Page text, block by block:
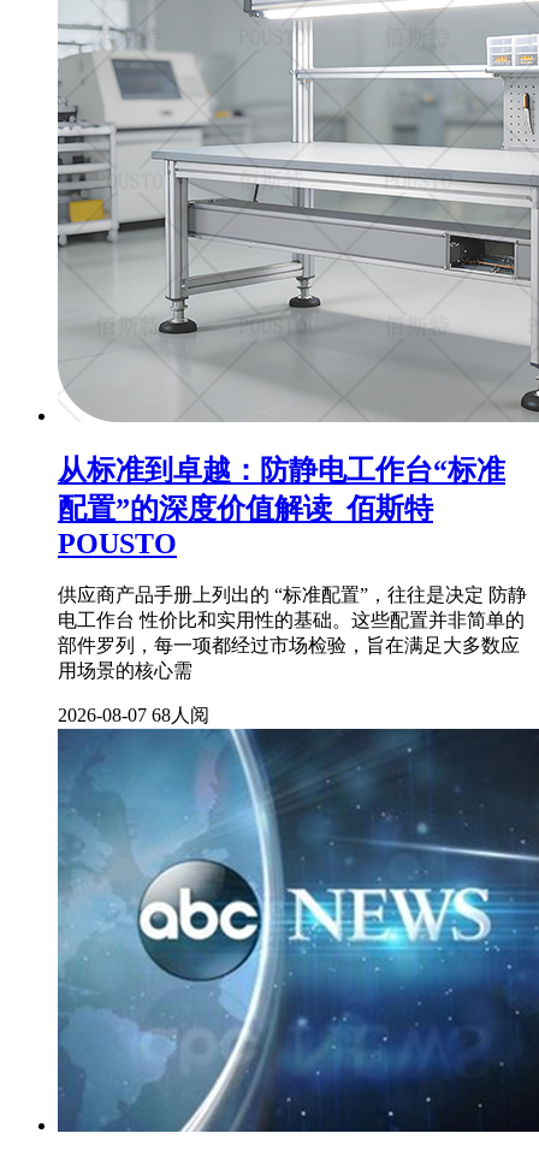
从标准到卓越：防静电工作台“标准
配置”的深度价值解读_佰斯特
POUSTO
供应商产品手册上列出的 “标准配置”，往往是决定 防静
电工作台 性价比和实用性的基础。这些配置并非简单的
部件罗列，每一项都经过市场检验，旨在满足大多数应
用场景的核心需
2026-08-07 68人阅